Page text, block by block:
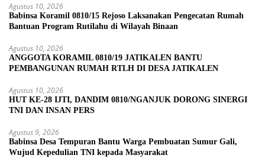
Agustus 10, 2026
Babinsa Koramil 0810/15 Rejoso Laksanakan Pengecatan Rumah
Bantuan Program Rutilahu di Wilayah Binaan
Agustus 10, 2026
ANGGOTA KORAMIL 0810/19 JATIKALEN BANTU
PEMBANGUNAN RUMAH RTLH DI DESA JATIKALEN
Agustus 10, 2026
HUT KE-28 IJTI, DANDIM 0810/NGANJUK DORONG SINERGI
TNI DAN INSAN PERS
Agustus 9, 2026
Babinsa Desa Tempuran Bantu Warga Pembuatan Sumur Gali,
Wujud Kepedulian TNI kepada Masyarakat